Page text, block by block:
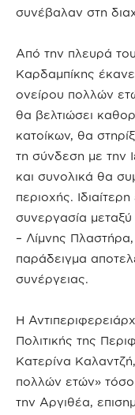
συνέβαλαν στη
Από την πλευρά
Καρδαμπίκης
ονείρου πολλών
θα βελτιώσει
κατοίκων, θα
τη σύνδεση με την
και συνολικά θα
περιοχής.
συνεργασία
– Λίμνης
παράδειγμα
συνέργειας.
Η
Πολιτικής της
Κατερίνα
πολλών ετών» τόσο
την Αργιθέα,